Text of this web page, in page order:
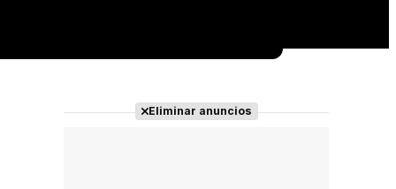
Eliminar anuncios